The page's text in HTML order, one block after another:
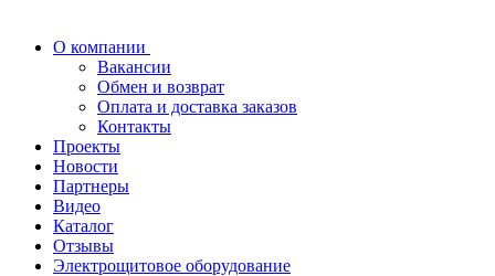
О компании
Вакансии
Обмен и возврат
Оплата и доставка заказов
Контакты
Проекты
Новости
Партнеры
Видео
Каталог
Отзывы
Электрощитовое оборудование